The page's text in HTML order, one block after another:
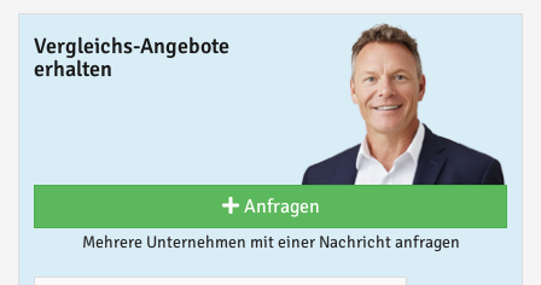
Vergleichs-Angebote
erhalten
Anfragen
Mehrere Unternehmen mit einer Nachricht anfragen